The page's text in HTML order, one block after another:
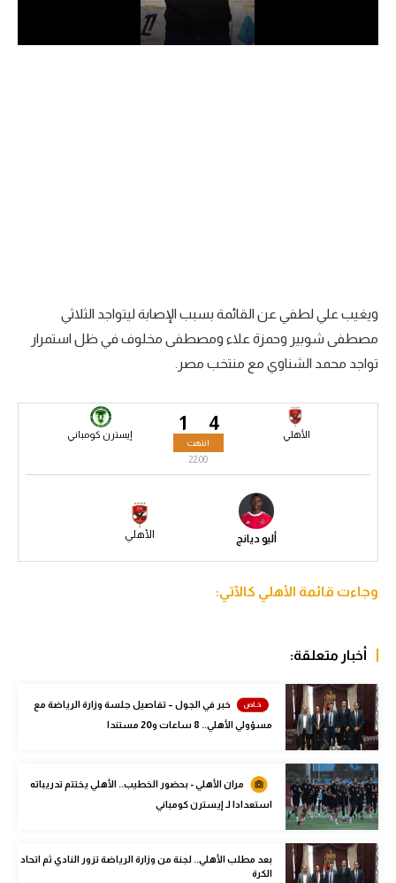
سعودي في الجول
الدوري الإنجليزي
الدوري الإسباني
دوري أبطال أوروبا
كرة السلة الأمريكية
كرة يد
كرة طائرة
الوطن العربي
في المونديال
رياضة نسائية
أمريكا
ويغيب علي لطفي عن القائمة بسبب الإصابة ليتواجد الثلاثي
مصطفى شوبير وحمزة علاء ومصطفى مخلوف في ظل استمرار
تواجد محمد الشناوي مع منتخب مصر.
4 الأهلي 1 إيسترن كومباني
انتهت
22:00
أليو ديانج الأهلي
وجاءت قائمة الأهلي كالآتي:
أخبار متعلقة:
خبر في الجول – تفاصيل جلسة وزارة الرياضة مع
مسؤولي الأهلي.. 8 ساعات و20 مستندا
مران الأهلي - بحضور الخطيب.. الأهلي يختتم تدريباته
استعدادا لـ إيسترن كومباني
بعد مطلب الأهلي.. لجنة من وزارة الرياضة تزور النادي ثم اتحاد
الكرة